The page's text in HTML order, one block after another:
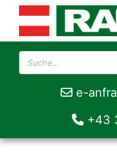
e-
+43